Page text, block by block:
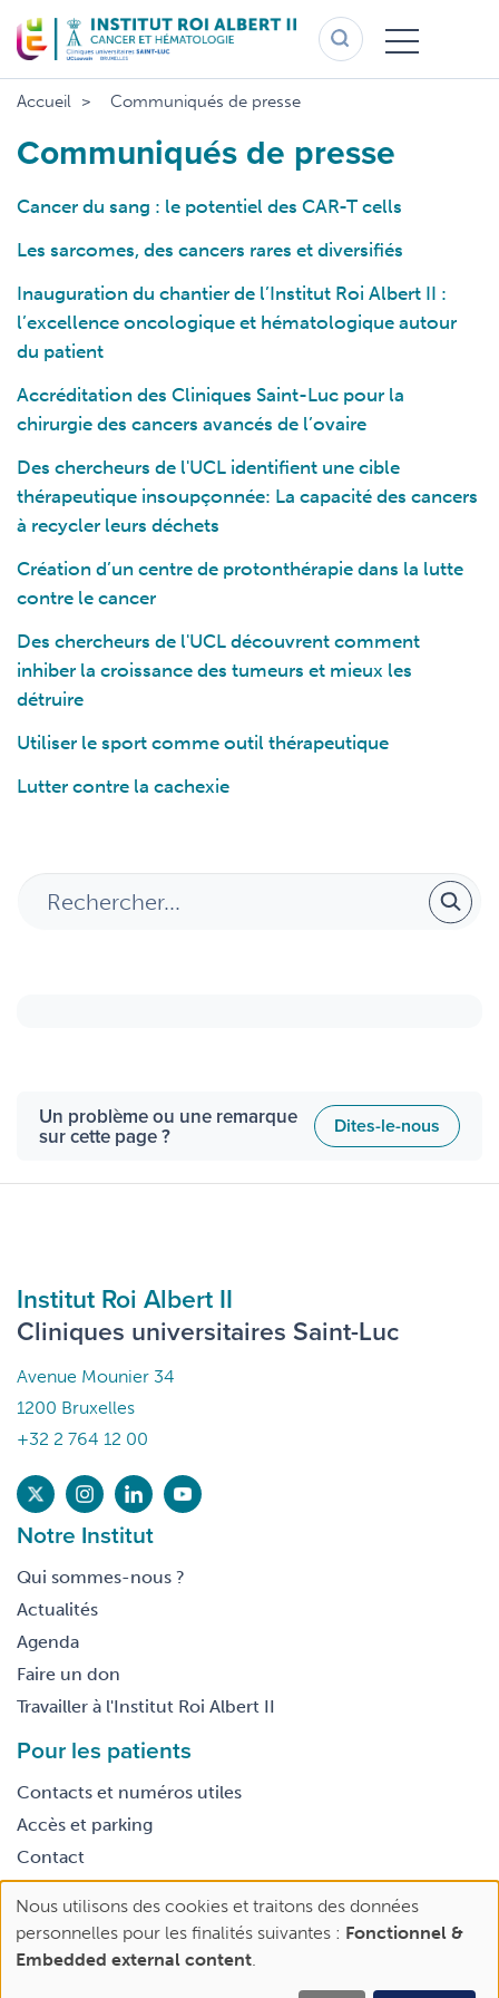
au
contenu
principal
Accueil Communiqués de presse
Communiqués de presse
Cancer du sang : le potentiel des CAR-T cells
Les sarcomes, des cancers rares et diversifiés
Inauguration du chantier de l’Institut Roi Albert II :
l’excellence oncologique et hématologique autour
du patient
Accréditation des Cliniques Saint-Luc pour la
chirurgie des cancers avancés de l’ovaire
Des chercheurs de l'UCL identifient une cible
thérapeutique insoupçonnée: La capacité des cancers
à recycler leurs déchets
Création d’un centre de protonthérapie dans la lutte
contre le cancer
Des chercheurs de l'UCL découvrent comment
inhiber la croissance des tumeurs et mieux les
détruire
Utiliser le sport comme outil thérapeutique
Lutter contre la cachexie
Un problème ou une remarque
sur cette page ? Dites-le-nous
Institut Roi Albert II
Cliniques universitaires Saint-Luc
Avenue Mounier 34
1200 Bruxelles
+32 2 764 12 00
Notre Institut
Qui sommes-nous ?
Actualités
Agenda
Faire un don
Travailler à l'Institut Roi Albert II
Pour les patients
Contacts et numéros utiles
Accès et parking
Contact
Footer
legal
Conditions générales d’utilisation
Use
of
personal
Nous utilisons des cookies et traitons des données
personnelles pour les finalités suivantes : Fonctionnel &
Embedded external content.